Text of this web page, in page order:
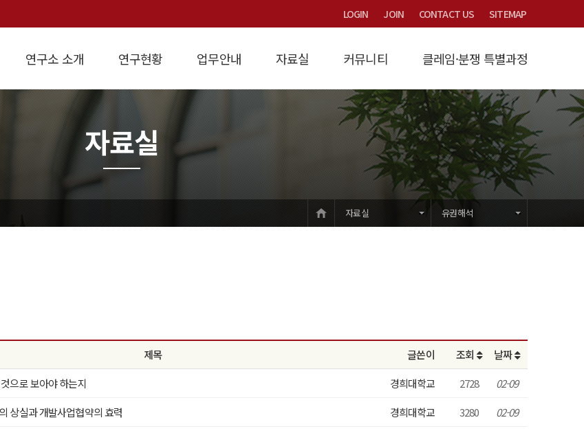
LOGIN JOIN CONTACT US SITEMAP
연구소 소개
인사말 개요 설립목적 연혁 조직도 연구실적 오시는 길
연구현황
연구방향 경제정책연구 지역경제연구 경영진단연구 타당성검토 원가계산 건설클레임 교육/훈련학술
업무안내
학술연구용역 원가계산 계약금액조정 법원제3자감정 개발부담금 하수도세금감면
자료실
강의교재 경제지표/제비율 산연논총 논문집 법률/시행령/시행규칙 유권해석
커뮤니티
Focus 묻고답하기 교육/세미나/용역문의 자유게시판
클레임·분쟁 특별과정
과정소개 입학안내 강의교재 공지사항
자료실
HOME 자료실 유권해석
제목 글쓴이 조회
날짜
으로 보아야 하는지 경희대학교 2728
02-09
상실과 개발사업협약의 효력 경희대학교 3280
02-09